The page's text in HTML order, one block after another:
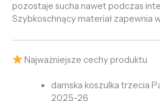
pozostaje sucha nawet podczas
Szybkoschnący materiał zapewnia
Najważniejsze cechy produktu
damska koszulka trzecia
2025-26